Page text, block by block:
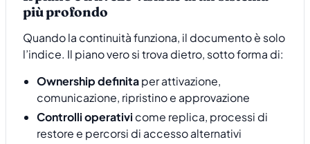
più profondo
Quando la continuità funziona, il documento è solo
l’indice. Il piano vero si trova dietro, sotto forma di:
Ownership definitaper attivazione,
comunicazione, ripristino e approvazione
Controlli operativi come replica, processi di
restore e percorsi di accesso alternativi